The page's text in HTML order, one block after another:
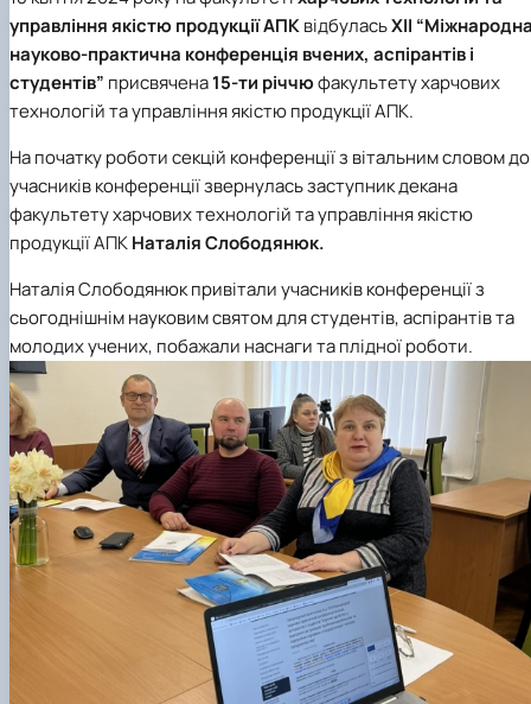
Матеріально-технічна база
Бази практичного навчання здобувачів
Інформація про акредитацію
управління якістю продукції АПКвідбуласьХІІ
науково-практична конференція вчених, аспірантів і
студентів” присвячена15-ти річчюфакультету харчових
технологій та управління якістю продукції АПК.
На початку роботи секцій конференції з вітальним словом до
учасників конференції звернулась заступник декана
факультету харчових технологій та управління якістю
продукції АПКНаталія Слободянюк.
Наталія Слободянюк привітали учасників конференції з
сьогоднішнім науковим святом для студентів, аспірантів та
молодих учених, побажали наснаги та плідної роботи.